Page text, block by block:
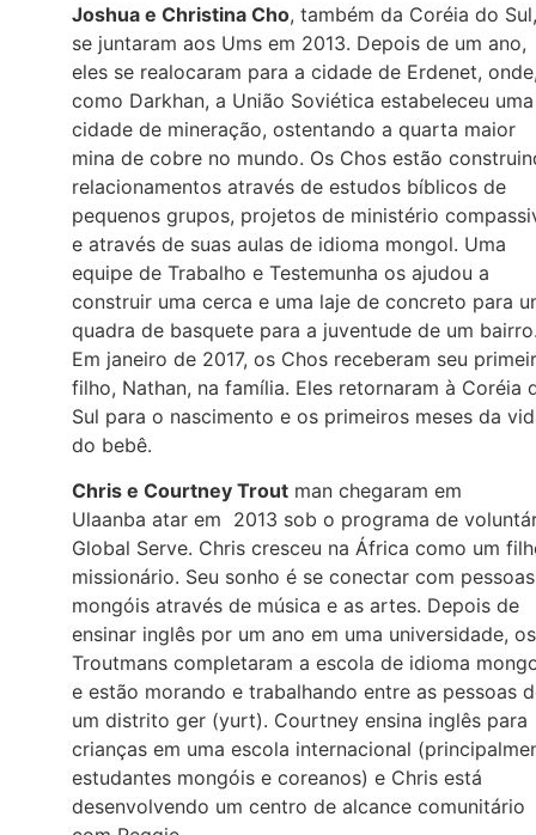
Joshua e Christina Cho, também da Coréia do Sul,
se juntaram aos Ums em 2013. Depois de um ano,
eles se realocaram para a cidade de Erdenet,
como Darkhan, a União Soviética estabeleceu uma
cidade de mineração, ostentando a quarta maior
mina de cobre no mundo. Os Chos estão
relacionamentos através de estudos bíblicos de
pequenos grupos, projetos de ministério
e através de suas aulas de idioma mongol. Uma
equipe de Trabalho e Testemunha os ajudou a
construir uma cerca e uma laje de concreto para
quadra de basquete para a juventude de um
Em janeiro de 2017, os Chos receberam seu
filho, Nathan, na família. Eles retornaram à Coréia
Sul para o nascimento e os primeiros meses da
do bebê.
Chris e Courtney Trout man chegaram em
Ulaanba atar em 2013 sob o programa de
Global Serve. Chris cresceu na África como um
missionário. Seu sonho é se conectar com pessoas
mongóis através de música e as artes. Depois de
ensinar inglês por um ano em uma universidade, os
Troutmans completaram a escola de idioma
e estão morando e trabalhando entre as pessoas
um distrito ger (yurt). Courtney ensina inglês para
crianças em uma escola internacional
estudantes mongóis e coreanos) e Chris está
desenvolvendo um centro de alcance comunitário